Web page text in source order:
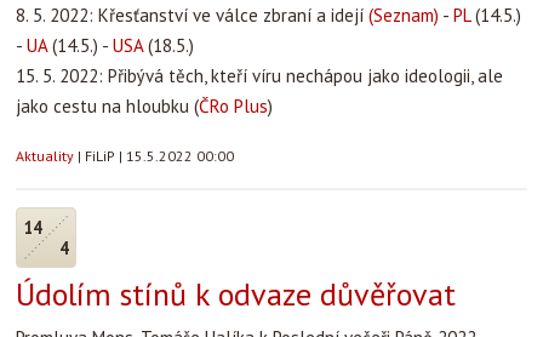
8. 5. 2022: Křesťanství ve válce zbraní a idejí (Seznam) - PL(14.5.)
- UA(14.5.) - USA(18.5.)
15. 5. 2022: Přibývá těch, kteří víru nechápou jako ideologii, ale
jako cestu na hloubku (ČRo Plus)
Aktuality | FiLiP | 15.5.2022 00:00
14
4
Údolím stínů k odvaze důvěřovat